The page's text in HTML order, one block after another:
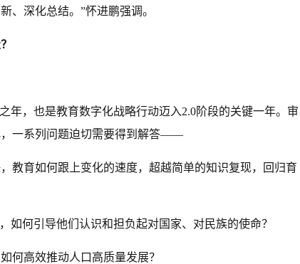
、深化总结。”怀进鹏强调。
年，也是教育数字化战略行动迈入2.0阶段的关键一年。审
一系列问题迫切需要得到解答——
教育如何跟上变化的速度，超越简单的知识复现，回归育
如何引导他们认识和担负起对国家、对民族的使命？
何高效推动人口高质量发展？